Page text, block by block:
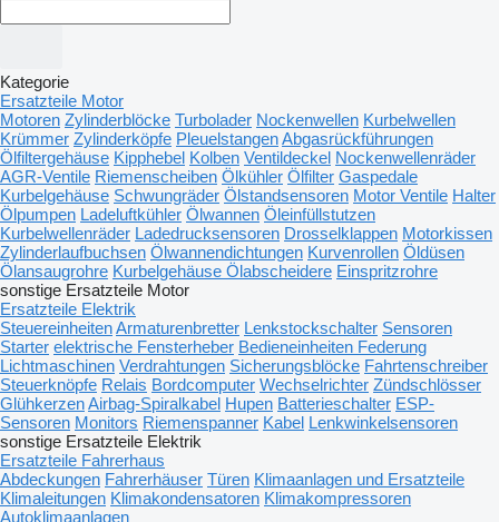
Kategorie
Ersatzteile Motor
Motoren Zylinderblöcke Turbolader Nockenwellen Kurbelwellen
Krümmer Zylinderköpfe PleuelstangenAbgasrückführungen
Ölfiltergehäuse Kipphebel Kolben Ventildeckel Nockenwellenräder
AGR-Ventile Riemenscheiben Ölkühler Ölfilter Gaspedale
Kurbelgehäuse Schwungräder Ölstandsensoren Motor Ventile Halter
Ölpumpen Ladeluftkühler Ölwannen Öleinfüllstutzen
Kurbelwellenräder Ladedrucksensoren Drosselklappen Motorkissen
Zylinderlaufbuchsen Ölwannendichtungen Kurvenrollen Öldüsen
Ölansaugrohre Kurbelgehäuse Ölabscheidere Einspritzrohre
sonstige Ersatzteile Motor
Ersatzteile Elektrik
SteuereinheitenArmaturenbretter Lenkstockschalter Sensoren
Starter elektrische Fensterheber Bedieneinheiten Federung
Lichtmaschinen Verdrahtungen Sicherungsblöcke Fahrtenschreiber
Steuerknöpfe Relais Bordcomputer Wechselrichter Zündschlösser
GlühkerzenAirbag-Spiralkabel Hupen Batterieschalter ESP-
Sensoren Monitors Riemenspanner Kabel Lenkwinkelsensoren
sonstige Ersatzteile Elektrik
Ersatzteile Fahrerhaus
Abdeckungen Fahrerhäuser Türen Klimaanlagen und Ersatzteile
Klimaleitungen Klimakondensatoren Klimakompressoren
Autoklimaanlagen